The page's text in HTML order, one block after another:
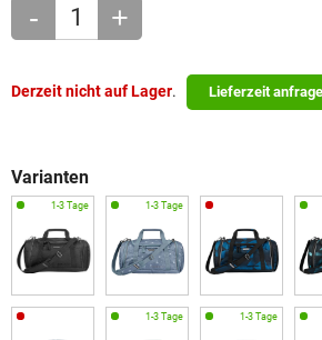
- +
Derzeit nicht auf Lager. Lieferzeit
Varianten